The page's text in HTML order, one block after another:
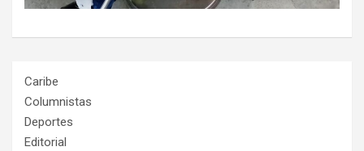
Caribe
Columnistas
Deportes
Editorial